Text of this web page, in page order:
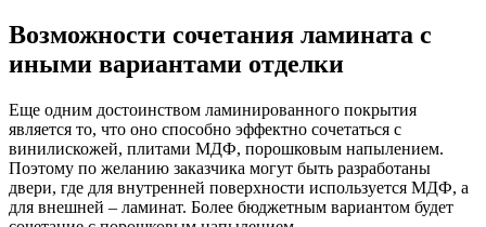
Возможности сочетания ламината с
иными вариантами отделки
Еще одним достоинством ламинированного покрытия
является то, что оно способно эффектно сочетаться с
винилискожей, плитами МДФ, порошковым напылением.
Поэтому по желанию заказчика могут быть разработаны
двери, где для внутренней поверхности используется МДФ, а
для внешней – ламинат. Более бюджетным вариантом будет